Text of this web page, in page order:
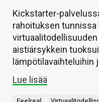
Kickstarter-
rahoituksen tunnissa
aistiärsykkein
lämpötilavaihteluihin
Lue lisää